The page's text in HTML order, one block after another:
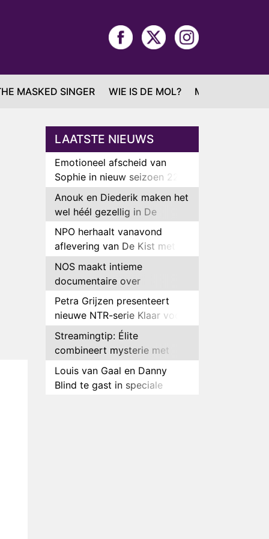
MASKED SINGER WIE IS DE MOL? MAFS
LAATSTE NIEUWS
Emotioneel afscheid van
Sophie in nieuw seizoen 22
Kids and Counting
Anouk en Diederik maken het
wel héél gezellig in De
Bondgenoten
NPO herhaalt vanavond
aflevering van De Kist met
Peter Faber
NOS maakt intieme
documentaire over
hockeyster Yibbi Jansen
Petra Grijzen presenteert
nieuwe NTR-serie Klaar voor
de oorlog
Streamingtip: Élite
combineert mysterie met
romantie
Louis van Gaal en Danny
Blind te gast in speciale